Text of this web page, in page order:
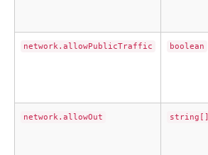
network.allowPublicTraffic boolean
network.allowOut string[]